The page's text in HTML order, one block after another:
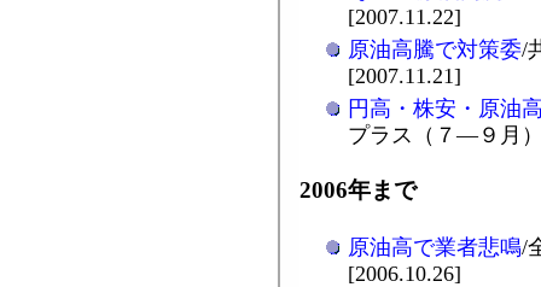
[2007.11.22]
原油高騰で対策委/
[2007.11.21]
円高・株安・原油
プラス（７―９月
2006年まで
原油高で業者悲鳴/
[2006.10.26]